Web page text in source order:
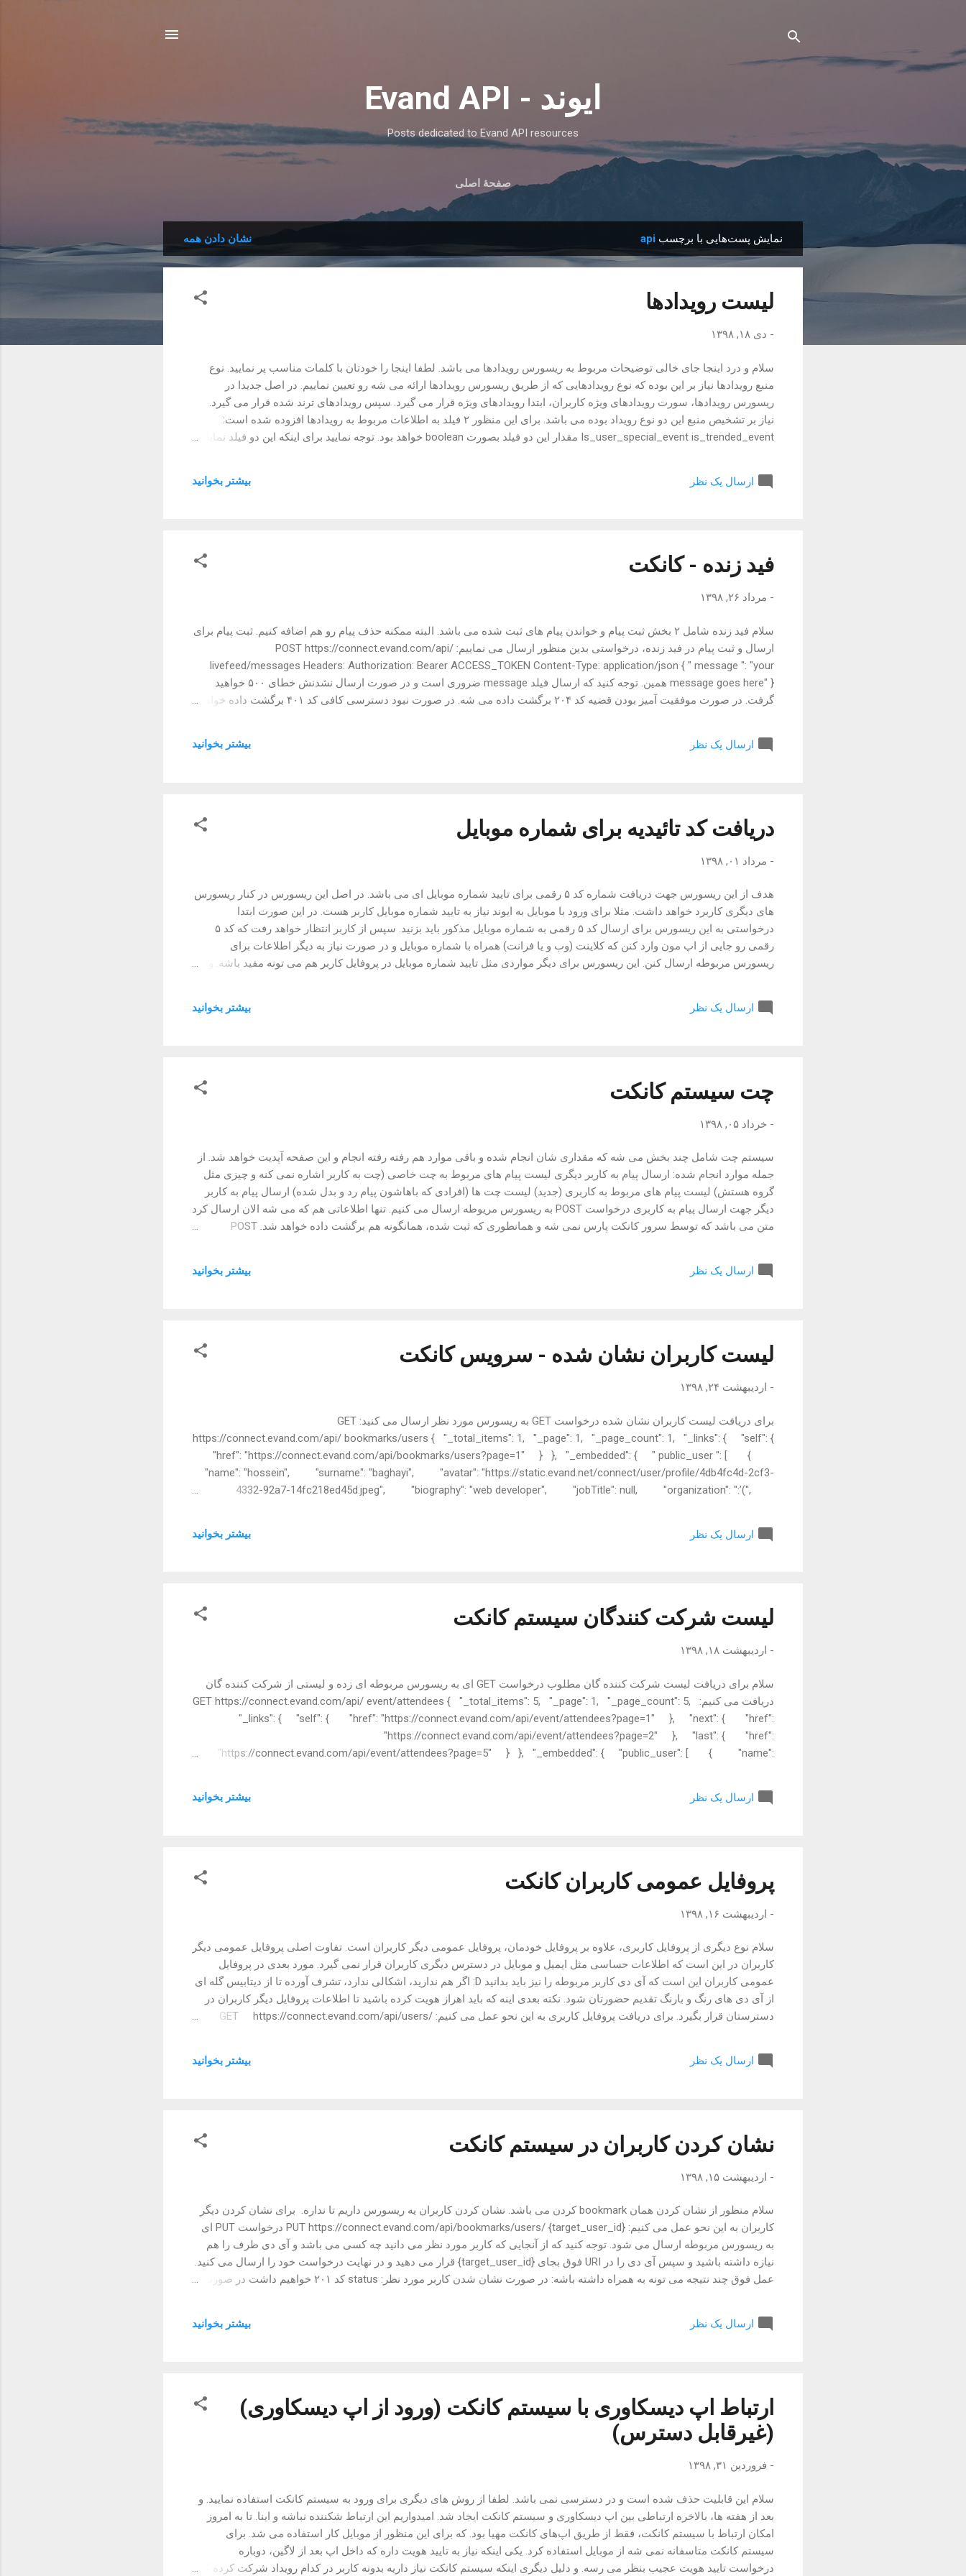
ایوند - Evand API
Posts dedicated to Evand API resources
صفحهٔ اصلی
پ
س
نمایش پست‌هایی با برچسب api نشان دادن همه
لیست رویدادها
- دی ۱۸, ۱۳۹۸
سلام و درد اینجا جای خالی توضیحات مربوط به ریسورس رویدادها می باشد. لطفا اینجا را خودتان با کلمات مناسب پر نمایید. نوع
منبع رویدادها نیاز بر این بوده که نوع رویدادهایی که از طریق ریسورس رویدادها ارائه می شه رو تعیین نماییم. در اصل جدیدا در
ریسورس رویدادها، سورت رویدادهای ویژه کاربران، ابتدا رویدادهای ویژه قرار می گیرد. سپس رویدادهای ترند شده قرار می گیرد.
نیاز بر تشخیص منبع این دو نوع رویداد بوده می باشد. برای این منظور ۲ فیلد به اطلاعات مربوط به رویدادها افزوده شده است:
Is_user_special_event is_trended_event مقدار این دو فیلد بصورت boolean خواهد بود. توجه نمایید برای اینکه این دو فیلد نمایان
کنید (سورت user-special-events ) که در این صورت رویدادهای اولی معمولا رویدادهای ویژه کاربر می باشد که در...
ارسال یک نظر بیشتر بخوانيد
فید زنده - کانکت
- مرداد ۲۶, ۱۳۹۸
سلام فید زنده شامل ۲ بخش ثبت پیام و خواندن پیام های ثبت شده می باشد. البته ممکنه حذف پیام رو هم اضافه کنیم. ثبت پیام برای
ارسال و ثبت پیام در فید زنده، درخواستی بدین منظور ارسال می نماییم: POST https://connect.evand.com/api/
livefeed/messages Headers: Authorization: Bearer ACCESS_TOKEN Content-Type: application/json { " message ": "your
message goes here" } همین. توجه کنید که ارسال فیلد message ضروری است و در صورت ارسال نشدنش خطای ۵۰۰ خواهید
گرفت. در صورت موفقیت آمیز بودن قضیه کد ۲۰۴ برگشت داده می شه. در صورت نبود دسترسی کافی کد ۴۰۱ برگشت داده خواهد
اطلاعاتی برگشت نمی ده. مشاهده پیام ها برای مشاهده پیام های ثبت شده در فید زنده، درخواستی بدین صورت ارسال می نماییم:
GET https://connect.evand.com/api/ livefeed/messages Headers: Authorization: Bearer ACCESS_TOKEN { "_total_items":
ارسال یک نظر بیشتر بخوانيد
دریافت کد تائیدیه برای شماره موبایل
- مرداد ۰۱, ۱۳۹۸
هدف از این ریسورس جهت دریافت شماره کد ۵ رقمی برای تایید شماره موبایل ای می باشد. در اصل این ریسورس در کنار ریسورس
های دیگری کاربرد خواهد داشت. مثلا برای ورود با موبایل به ایوند نیاز به تایید شماره موبایل کاربر هست. در این صورت ابتدا
درخواستی به این ریسورس برای ارسال کد ۵ رقمی به شماره موبایل مذکور باید بزنید. سپس از کاربر انتظار خواهد رفت که کد ۵
رقمی رو جایی از اپ مون وارد کنن که کلاینت (وب و یا فرانت) همراه با شماره موبایل و در صورت نیاز به دیگر اطلاعات برای
ریسورس مربوطه ارسال کنن. این ریسورس برای دیگر مواردی مثل تایید شماره موبایل در پروفایل کاربر هم می تونه مفید باشه. ولی
است درخواستی به شرح زیر رو ارسال نمایید: POST https://api.evand.com/mobile/verification-codes Headers: - Content-
ارسال یک نظر بیشتر بخوانيد
چت سیستم کانکت
- خرداد ۰۵, ۱۳۹۸
سیستم چت شامل چند بخش می شه که مقداری شان انجام شده و باقی موارد هم رفته رفته انجام و این صفحه آپدیت خواهد شد. از
جمله موارد انجام شده: ارسال پیام به کاربر دیگری لیست پیام های مربوط به چت خاصی (چت به کاربر اشاره نمی کنه و چیزی مثل
گروه هستش) لیست پیام های مربوط به کاربری (جدید) لیست چت ها (افرادی که باهاشون پیام رد و بدل شده) ارسال پیام به کاربر
دیگر جهت ارسال پیام به کاربری درخواست POST به ریسورس مریوطه ارسال می کنیم. تنها اطلاعاتی هم که می شه الان ارسال کرد
متن می باشد که توسط سرور کانکت پارس نمی شه و همانطوری که ثبت شده، همانگونه هم برگشت داده خواهد شد. POST
{USER_ID} . متن مورد نظری که می خواهید به کاربر ارسال شه را هم در payload ارسالی به عنوان فیلد message نیاز است تعیین
ارسال یک نظر بیشتر بخوانيد
لیست کاربران نشان شده - سرویس کانکت
- اردیبهشت ۲۴, ۱۳۹۸
برای دریافت لیست کاربران نشان شده درخواست GET به ریسورس مورد نظر ارسال می کنید: GET
https://connect.evand.com/api/ bookmarks/users { "_total_items": 1, "_page": 1, "_page_count": 1, "_links": { "self": {
"href": "https://connect.evand.com/api/bookmarks/users?page=1" } }, "_embedded": { " public_user ": [ {
"name": "hossein", "surname": "baghayi", "avatar": "https://static.evand.net/connect/user/profile/4db4fc4d-2cf3-
4332-92a7-14fc218ed45d.jpeg", "biography": "web developer", "jobTitle": null, "organization": ":’(",
ارسال یک نظر بیشتر بخوانيد
لیست شرکت کنندگان سیستم کانکت
- اردیبهشت ۱۸, ۱۳۹۸
سلام برای دریافت لیست شرکت کننده گان مطلوب درخواست GET ای به ریسورس مربوطه ای زده و لیستی از شرکت کننده گان
دریافت می کنیم: GET https://connect.evand.com/api/ event/attendees { "_total_items": 5, "_page": 1, "_page_count": 5,
"_links": { "self": { "href": "https://connect.evand.com/api/event/attendees?page=1" }, "next": { "href":
"https://connect.evand.com/api/event/attendees?page=2" }, "last": { "href":
"https://connect.evand.com/api/event/attendees?page=5" } }, "_embedded": { "public_user": [ { "name":
14fc218ed45d.jpeg", ...
ارسال یک نظر بیشتر بخوانيد
پروفایل عمومی کاربران کانکت
- اردیبهشت ۱۶, ۱۳۹۸
سلام نوع دیگری از پروفایل کاربری، علاوه بر پروفایل خودمان، پروفایل عمومی دیگر کاربران است. تفاوت اصلی پروفایل عمومی دیگر
کاربران در این است که اطلاعات حساسی مثل ایمیل و موبایل در دسترس دیگری کاربران قرار نمی گیرد. مورد بعدی در پروفایل
عمومی کاربران این است که آی دی کاربر مربوطه را نیز باید بدانید D: اگر هم ندارید، اشکالی ندارد، تشرف آورده تا از دیتابیس گله ای
از آی دی های رنگ و بارنگ تقدیم حضورتان شود. نکته بعدی اینه که باید اهراز هویت کرده باشید تا اطلاعات پروفایل دیگر کاربران در
دسترستان قرار بگیرد. برای دریافت پروفایل کاربری به این نحو عمل می کنیم: GET https://connect.evand.com/api/users/
"organization": "somewhere", "website": null, "telegram": null, "linkedin": null, ...
ارسال یک نظر بیشتر بخوانيد
نشان کردن کاربران در سیستم کانکت
- اردیبهشت ۱۵, ۱۳۹۸
سلام منظور از نشان کردن همان bookmark کردن می باشد. نشان کردن کاربران یه ریسورس داریم تا نداره. برای نشان کردن دیگر
کاربران به این نحو عمل می کنیم: PUT https://connect.evand.com/api/bookmarks/users/ {target_user_id} درخواست PUT ای
به ریسورس مربوطه ارسال می شود. توجه کنید که از آنجایی که کاربر مورد نظر می دانید چه کسی می باشد و آی دی طرف را هم
نیازه داشته باشید و سپس آی دی را در URI فوق بجای {target_user_id} قرار می دهید و در نهایت درخواست خود را ارسال می کنید.
عمل فوق چند نتیجه می تونه به همراه داشته باشه: در صورت نشان شدن کاربر مورد نظر: status کد ۲۰۱ خواهیم داشت در صورت
نشان نمی دهند و خشونت به خرج خواهد داد. در صورت نشان کردن کاربری که وجود ندارد، با status کد ۴۰۴ در خدمتتان خواهیم بود.
ارسال یک نظر بیشتر بخوانيد
ارتباط اپ دیسکاوری با سیستم کانکت (ورود از اپ دیسکاوری)
(غیرقابل دسترس)
- فروردین ۳۱, ۱۳۹۸
سلام این قابلیت حذف شده است و در دسترسی نمی باشد. لطفا از روش های دیگری برای ورود به سیستم کانکت استفاده نمایید. و
بعد از هفته ها، بالاخره ارتباطی بین اپ دیسکاوری و سیستم کانکت ایجاد شد. امیدواریم این ارتباط شکننده نباشه و اینا. تا به امروز
امکان ارتباط با سیستم کانکت، فقط از طریق اپ‌های کانکت مهیا بود. که برای این منظور از موبایل کار استفاده می شد. برای
سیستم کانکت متاسفانه نمی شه از موبایل استفاده کرد. یکی اینکه نیاز به تایید هویت داره که داخل اپ بعد از لاگین، دوباره
درخواست تایید هویت عجیب بنظر می رسه. و دلیل دیگری اینکه سیستم کانکت نیاز داریه بدونه کاربر در کدام رویداد شرکت کرده که